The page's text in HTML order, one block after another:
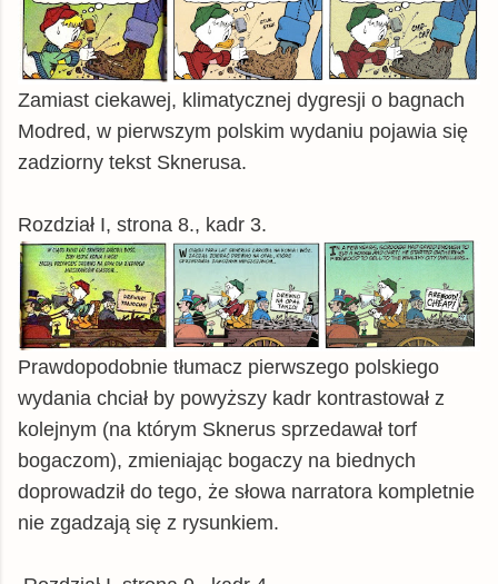
Zamiast ciekawej, klimatycznej dygresji o bagnach
Modred, w pierwszym polskim wydaniu pojawia się
zadziorny tekst Sknerusa.
Rozdział I, strona 8., kadr 3.
Prawdopodobnie tłumacz pierwszego polskiego
wydania chciał by powyższy kadr kontrastował z
kolejnym (na którym Sknerus sprzedawał torf
bogaczom), zmieniając bogaczy na biednych
doprowadził do tego, że słowa narratora kompletnie
nie zgadzają się z rysunkiem.